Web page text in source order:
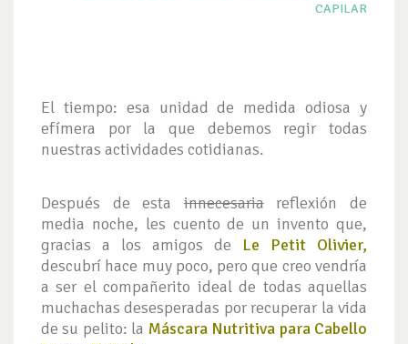
CAPILAR
El tiempo: esa unidad de medida odiosa y
efímera por la que debemos regir todas
nuestras actividades cotidianas.
Después de estainnecesariareflexión de
media noche, les cuento de un invento que,
gracias a los amigos de Le Petit Olivier,
descubrí hace muy poco, pero que creo vendría
a ser el compañerito ideal de todas aquellas
muchachas desesperadas por recuperar la vida
de su pelito: la Máscara Nutritiva para Cabello